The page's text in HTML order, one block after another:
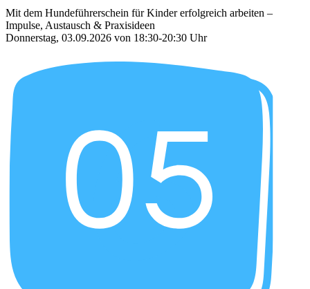
Mit dem Hundeführerschein für Kinder erfolgreich arbeiten –
Impulse, Austausch & Praxisideen
Donnerstag, 03.09.2026 von 18:30-20:30 Uhr